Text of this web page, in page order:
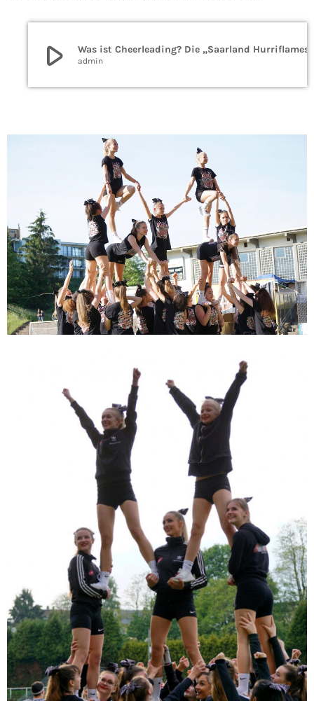
play_arrow admin